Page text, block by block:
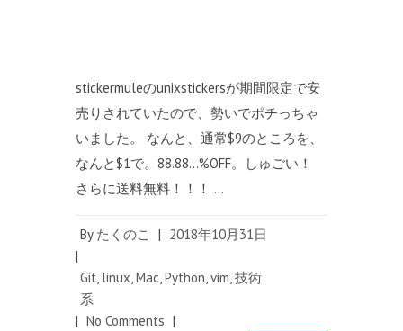
stickermuleのunixstickersが期間限定で安
売りされていたので、勢いでポチっちゃ
いました。 なんと、通常$9のところを、
なんと$1で。88.88…%OFF。しゅごい！
さらに送料無料！！！ …
By たくのこ | 2018年10月31日
|
Git, linux,Mac,Python,vim,技術
系
| No Comments |